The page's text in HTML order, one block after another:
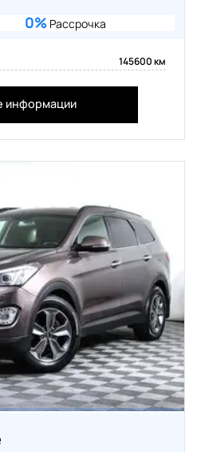
0% Рассрочка
145600 км
информации